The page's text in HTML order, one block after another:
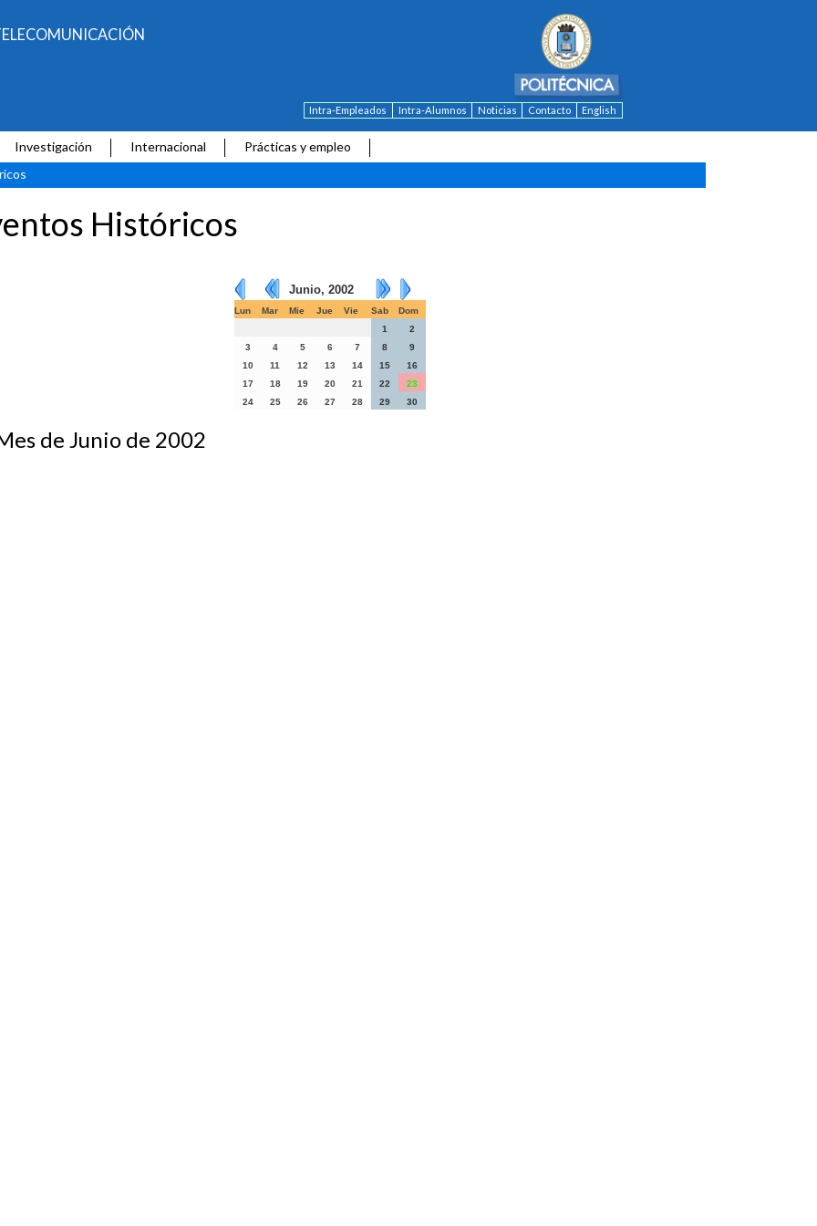
Intra-Empleados Intra-Alumnos Noticias Contacto English
Investigación Internacional
Prácticas y empleo
Históricos
Junio, 2002
Lun Mar Mie Jue Vie Sab
Dom
1
2
3
4 5 6 7 8
9
10
11 12 13 14 15
16
17
18 19 20 21 22
23
24
25 26 27 28 29 30
de Junio de 2002